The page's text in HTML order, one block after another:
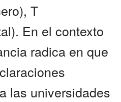
T
En el contexto
radica en que
las universidades